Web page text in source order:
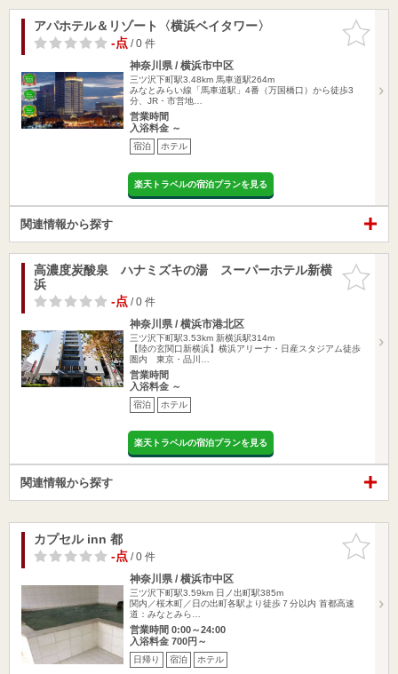
お気に入
りに追加
アパホテル＆リゾート〈横浜ベイタワー〉
-点/ 0 件
神奈川県 / 横浜市中区
三ツ沢下町駅3.48km 馬車道駅264m
みなとみらい線「馬車道駅」4番（万国橋口）から徒歩3
分、JR・市営地…
営業時間
入浴料金 ～
宿泊 ホテル
楽天トラベルの宿泊プランを見る
関連情報から探す
お気に入
りに追加
高濃度炭酸泉 ハナミズキの湯 スーパーホテル新横
浜
-点/ 0 件
神奈川県 / 横浜市港北区
三ツ沢下町駅3.53km 新横浜駅314m
【陸の玄関口新横浜】横浜アリーナ・日産スタジアム徒歩
圏内 東京・品川…
営業時間
入浴料金 ～
宿泊 ホテル
楽天トラベルの宿泊プランを見る
関連情報から探す
お気に入
りに追加
カプセル inn 都
-点/ 0 件
神奈川県 / 横浜市中区
三ツ沢下町駅3.59km 日ノ出町駅385m
関内／桜木町／日の出町各駅より徒歩７分以内 首都高速
道：みなとみら…
営業時間 0:00～24:00
入浴料金 700円～
日帰り 宿泊 ホテル